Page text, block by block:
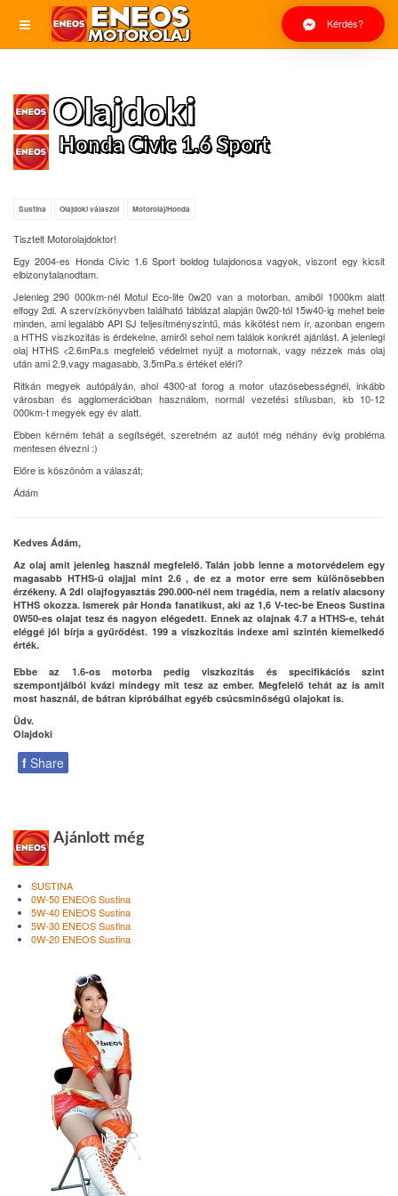
Kérdés?
Olajdoki
Honda Civic 1.6 Sport
Sustina Olajdoki válaszol Motorolaj/Honda
Tisztelt Motorolajdoktor!
Egy 2004-es Honda Civic 1.6 Sport boldog tulajdonosa vagyok, viszont egy kicsit
elbizonytalanodtam.
Jelenleg 290 000km-nél Motul Eco-lite 0w20 van a motorban, amiből 1000km alatt
elfogy 2dl. A szervízkönyvben található táblázat alapján 0w20-tól 15w40-ig mehet bele
minden, ami legalább API SJ teljesítményszintű, más kikötést nem ír, azonban engem
a HTHS viszkozitás is érdekelne, amiről sehol nem találok konkrét ajánlást. A jelenlegi
olaj HTHS <2.6mPa.s megfelelő védelmet nyújt a motornak, vagy nézzek más olaj
után ami 2.9,vagy magasabb, 3.5mPa.s értéket eléri?
Ritkán megyek autópályán, ahol 4300-at forog a motor utazósebességnél, inkább
városban és agglomerációban használom, normál vezetési stílusban, kb 10-12
000km-t megyek egy év alatt.
Ebben kérném tehát a segítségét, szeretném az autót még néhány évig probléma
mentesen élvezni :)
Előre is köszönöm a válaszát;
Ádám
Kedves Ádám,
Az olaj amit jelenleg használ megfelelő. Talán jobb lenne a motorvédelem egy
magasabb HTHS-ű olajjal mint 2.6 , de ez a motor erre sem különösebben
érzékeny. A 2dl olajfogyasztás 290.000-nél nem tragédia, nem a relatív alacsony
HTHS okozza. Ismerek pár Honda fanatikust, aki az 1,6 V-tec-be Eneos Sustina
0W50-es olajat tesz és nagyon elégedett. Ennek az olajnak 4.7 a HTHS-e, tehát
eléggé jól bírja a gyűrődést. 199 a viszkozitás indexe ami szintén kiemelkedő
érték.
Ebbe az 1.6-os motorba pedig viszkozitás és specifikációs szint
szempontjálból kvázi mindegy mit tesz az ember. Megfelelő tehát az is amit
most használ, de bátran kipróbálhat egyéb csúcsminőségű olajokat is.
Üdv.
Olajdoki
f Share
Ajánlott még
SUSTINA
0W-50 ENEOS Sustina
5W-40 ENEOS Sustina
5W-30 ENEOS Sustina
0W-20 ENEOS Sustina